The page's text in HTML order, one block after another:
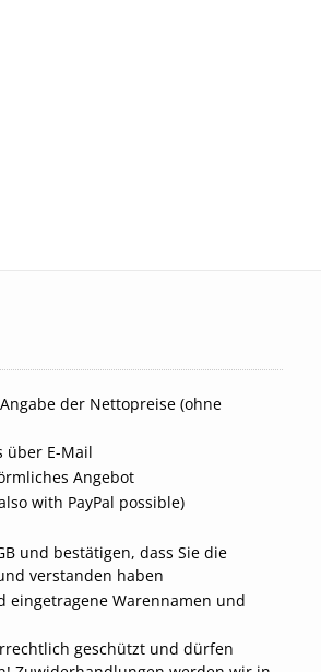
der Nettopreise (ohne
über E-Mail
Angebot
with PayPal possible)
und bestätigen, dass Sie die
verstanden haben
eingetragene Warennamen und
geschützt und dürfen